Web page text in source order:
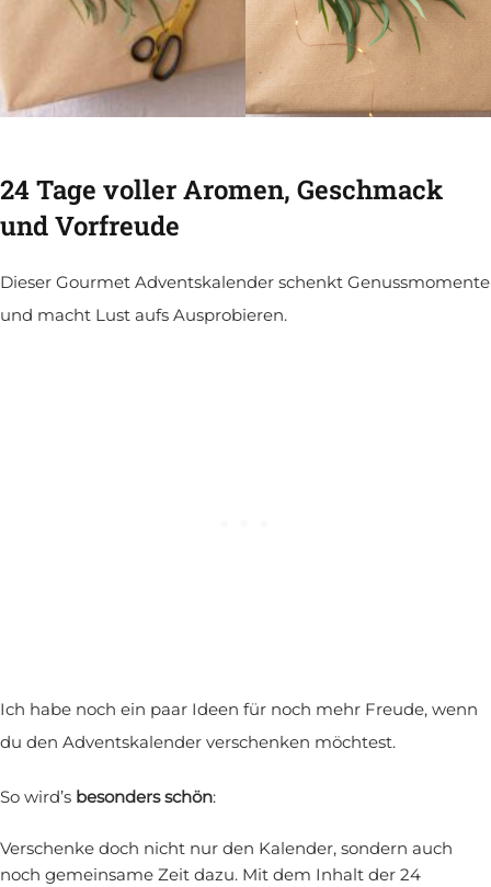
24 Tage voller Aromen, Geschmack
und Vorfreude
Dieser Gourmet Adventskalender schenkt Genussmomente
und macht Lust aufs Ausprobieren.
Ich habe noch ein paar Ideen für noch mehr Freude, wenn
du den Adventskalender verschenken möchtest.
So wird’s besonders schön:
Verschenke doch nicht nur den Kalender, sondern auch
noch gemeinsame Zeit dazu. Mit dem Inhalt der 24